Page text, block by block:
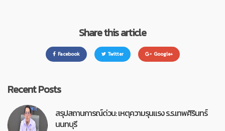
Share this article
Facebook Twitter Google+
Recent Posts
สรุปสถานการณ์ด่วน: เหตุความรุนแรง ร.ร.เทพศิรินทร์
นนทบุรี